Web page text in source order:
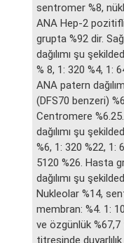
sentromer %8,
ANA Hep-2
grupta %92 dir.
dağılımı şu
% 8, 1: 320 %4, 1:
ANA patern
(DFS70 benzeri)
Centromere
dağılımı şu
%6, 1: 320 %22, 1:
5120 %26. Hasta
dağılımı şu
Nukleolar %14,
membran: %4. 1:
ve özgünlük
titresinde